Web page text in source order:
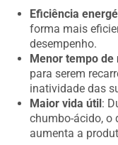
Eficiência
forma mais
desempenho.
Menor tempo de
para serem
inatividade das
Maior vida útil :
chumbo-ácido,
aumenta a